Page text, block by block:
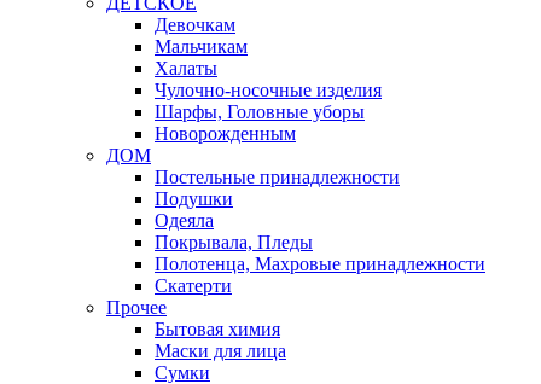
Девочкам
Мальчикам
Халаты
Чулочно-носочные изделия
Шарфы, Головные уборы
Новорожденным
ДОМ
Постельные принадлежности
Подушки
Одеяла
Покрывала, Пледы
Полотенца, Махровые принадлежности
Скатерти
Прочее
Бытовая химия
Маски для лица
Сумки